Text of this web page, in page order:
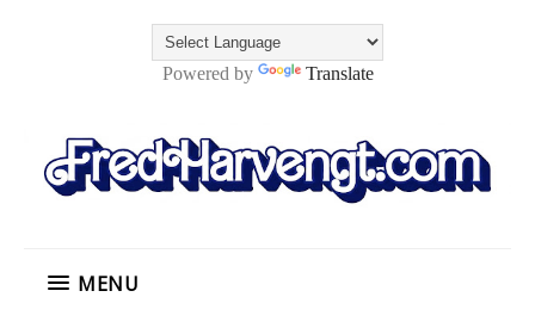
Powered by Translate
MENU